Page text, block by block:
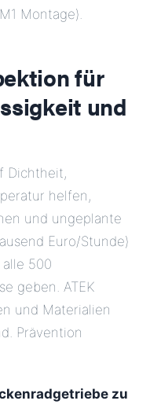
Montage).
für
und
Dichtheit,
helfen,
und ungeplante
Euro/Stunde)
500
geben. ATEK
und Materialien
Prävention
zu